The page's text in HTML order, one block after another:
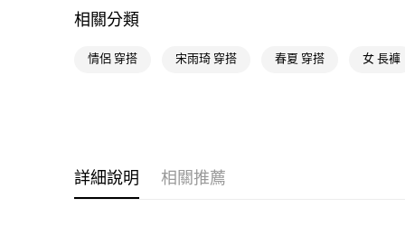
相關分類
情侶 穿搭 宋雨琦 穿搭 春夏 穿搭 女 長褲
詳細說明 相關推薦